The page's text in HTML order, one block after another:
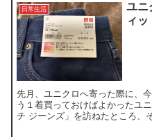
日常生活
ユニ
ィ
先月、ユニクロへ寄った際に、
う１着買っておけばよかったユ
チ ジーンズ」を訪ねたところ、